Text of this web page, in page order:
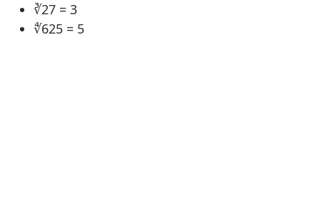
∛27 = 3
∜625 = 5